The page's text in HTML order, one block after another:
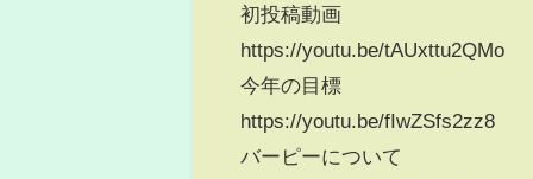
初投稿動画
https://youtu.be/tAUxttu2QMo
今年の目標
https://youtu.be/fIwZSfs2zz8
バーピーについて